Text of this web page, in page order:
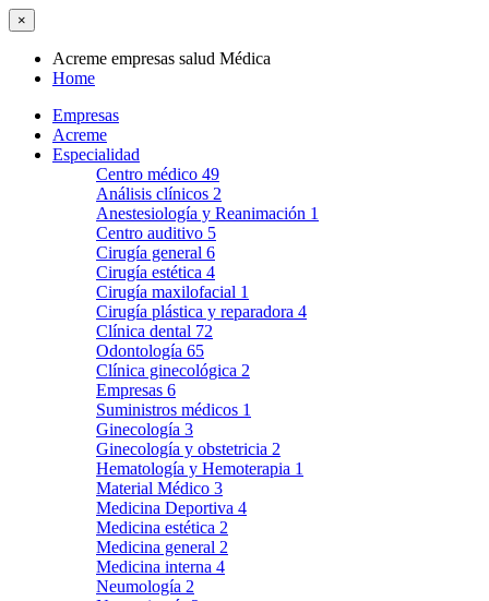
×
Acreme empresas salud Médica
Home
Empresas
Acreme
Especialidad
Centro médico 49
Análisis clínicos 2
Anestesiología y Reanimación 1
Centro auditivo 5
Cirugía general 6
Cirugía estética 4
Cirugía maxilofacial 1
Cirugía plástica y reparadora 4
Clínica dental 72
Odontología 65
Clínica ginecológica 2
Empresas 6
Suministros médicos 1
Ginecología 3
Ginecología y obstetricia 2
Hematología y Hemoterapia 1
Material Médico 3
Medicina Deportiva 4
Medicina estética 2
Medicina general 2
Medicina interna 4
Neumología 2